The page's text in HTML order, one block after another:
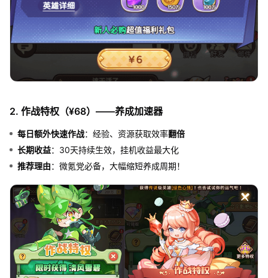
2. 作战特权（¥68）——养成加速器
每日额外快速作战：经验、资源获取效率翻倍
长期收益：30天持续生效，挂机收益最大化
推荐理由：微氪党必备，大幅缩短养成周期！